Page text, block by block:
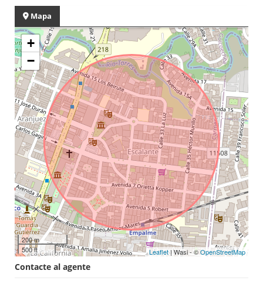
Mapa
+
−
200 m
500 ft
Leaflet| Wasi - ©OpenStreetMap
Contacte al agente